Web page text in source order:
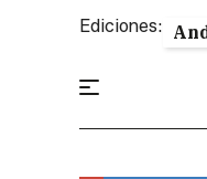
Ediciones: